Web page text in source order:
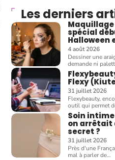
Les derniers
spécial
Halloween
4 août 2026
Dessiner une
demande ni
Flexy
31 juillet 2026
Flexybeauty,
outil qui permet
Soin
on arrêtait
secret ?
31 juillet 2026
Près d'une
mal à parler de…